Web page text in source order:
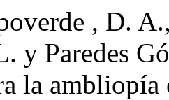
, D.
y Paredes
la